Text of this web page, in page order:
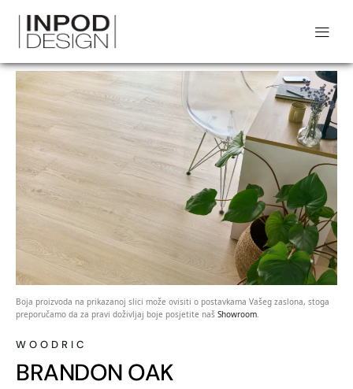
Boja proizvoda na prikazanoj slici može ovisiti o postavkama Vašeg zaslona, stoga
preporučamo da za pravi doživljaj boje posjetite naš Showroom.
WOODRIC
BRANDON OAK